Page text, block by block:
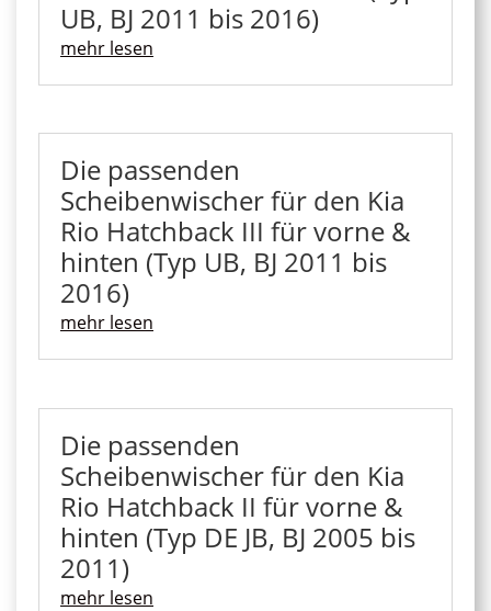
UB, BJ 2011 bis 2016)
mehr lesen
Die passenden
Scheibenwischer für den Kia
Rio Hatchback III für vorne &
hinten (Typ UB, BJ 2011 bis
2016)
mehr lesen
Die passenden
Scheibenwischer für den Kia
Rio Hatchback II für vorne &
hinten (Typ DE JB, BJ 2005 bis
2011)
mehr lesen